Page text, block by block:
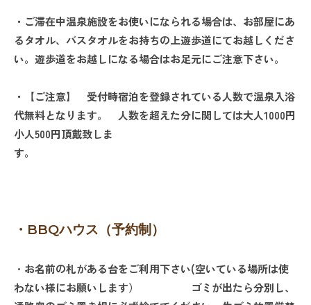
・ご滞在中温泉施設をお使いになられる場合は、お部屋にあ
るタオル、バスタオルをお持ちの上遊歩道にてお越しくださ
い。遊歩道をお越しになる場合はお足元にご注意下さい。
・【ご注意】 受付時宿泊を登録されている人数で温泉入浴
代無料となります。 人数を超えた分に関しては大人1000円
小人500円頂戴致しま
す。
・BBQハウス（予約制）
・ お名前の札がある台をご利用下さい(空いている場所は使
わない様にお願いします） ゴミが出たら分別し、